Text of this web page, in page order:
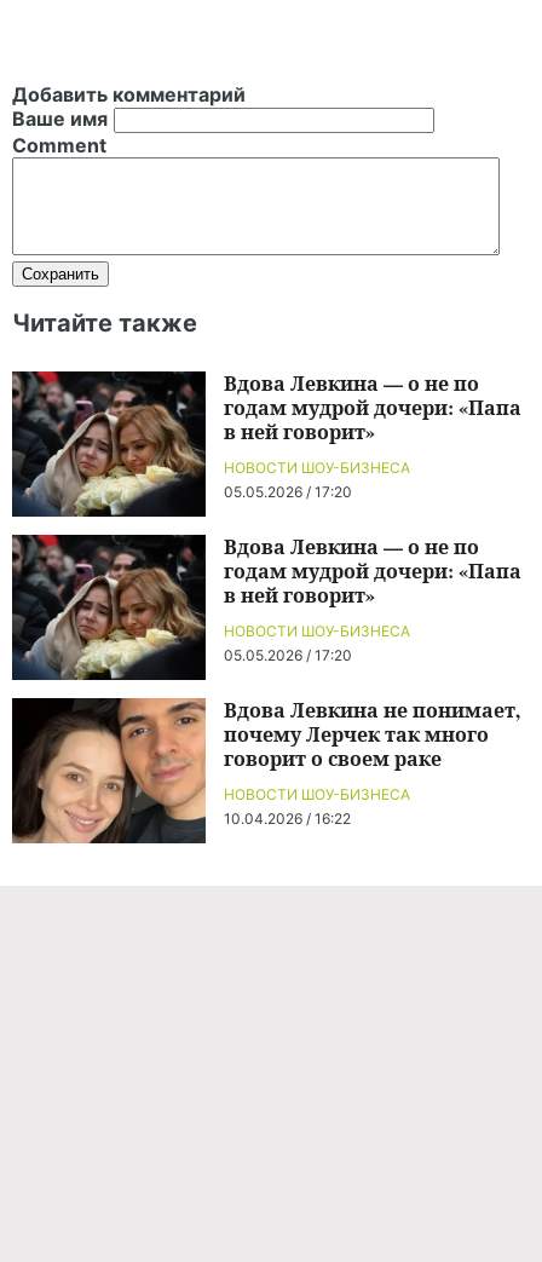
Добавить комментарий
Ваше имя
Comment
Читайте также
НОВОСТИ ШОУ-БИЗНЕСА
05.05.2026 / 17:20
Вдова Левкина — о не по
годам мудрой дочери: «Папа
в ней говорит»
НОВОСТИ ШОУ-БИЗНЕСА
05.05.2026 / 17:20
Вдова Левкина — о не по
годам мудрой дочери: «Папа
в ней говорит»
НОВОСТИ ШОУ-БИЗНЕСА
10.04.2026 / 16:22
Вдова Левкина не понимает,
почему Лерчек так много
говорит о своем раке